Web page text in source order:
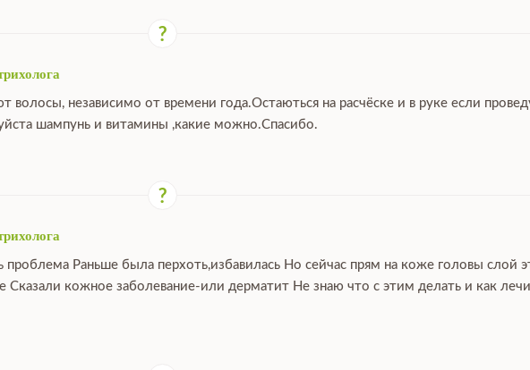
волосы, независимо от времени года.Остаються на расчёске и в руке если
шампунь и витамины ,какие можно.Спасибо.
проблема Раньше была перхоть,избавилась Но сейчас прям на коже головы слой
Сказали кожное заболевание-или дерматит Не знаю что с этим делать и как